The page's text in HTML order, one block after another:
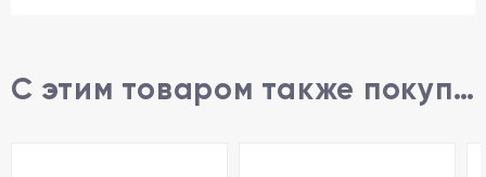
С этим товаром также покупают